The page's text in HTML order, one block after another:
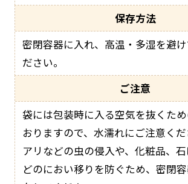
保存方法
密閉容器に入れ、高温・多湿を避け
ださい。
ご注意
袋には包装時に入る空気を抜くた
おりますので、水濡れにご注意くだ
アリなどの虫の侵入や、化粧品、
どのにおい移りを防ぐため、密閉